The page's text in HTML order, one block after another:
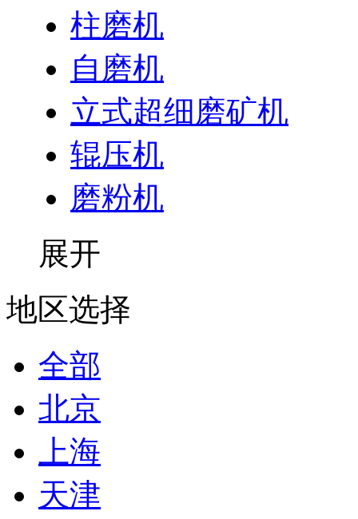
柱磨机
自磨机
立式超细磨矿机
辊压机
磨粉机
展开
地区选择
全部
北京
上海
天津